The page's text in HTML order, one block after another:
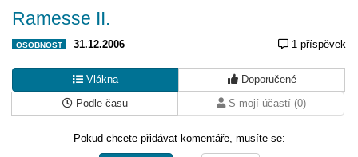
Ramesse II.
OSOBNOST 31.12.2006 1 příspěvek
Vlákna
Doporučené
Podle času
S mojí účastí (0)
Pokud chcete přidávat komentáře, musíte se: